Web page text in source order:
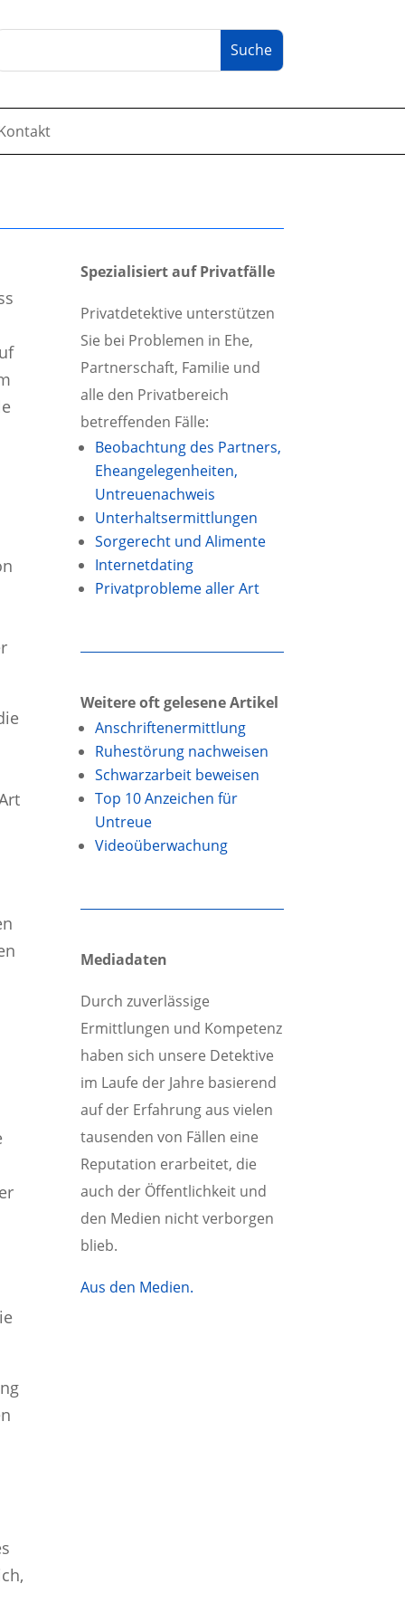
Spezialisiert auf Privatfälle
Privatdetektive unterstützen
Sie bei Problemen in Ehe,
Partnerschaft, Familie und
alle den Privatbereich
betreffenden Fälle:
Beobachtung des Partners,
Eheangelegen­heiten,
Untreuenachweis
Unterhalts­ermittlungen
Sorgerecht und Alimente
Internetdating
Privatprobleme aller Art
Weitere oft gelesene Artikel
Anschriftenermittlung
Ruhestörung nachweisen
Schwarzarbeit beweisen
Top 10 Anzeichen für
Untreue
Videoüberwachung
Mediadaten
Durch zuverlässige
Ermittlungen und Kompetenz
haben sich unsere Detektive
im Laufe der Jahre basierend
auf der Erfahrung aus vielen
tausenden von Fällen eine
Reputation erarbeitet, die
auch der Öffentlichkeit und
den Medien nicht verborgen
blieb.
Aus den Medien.